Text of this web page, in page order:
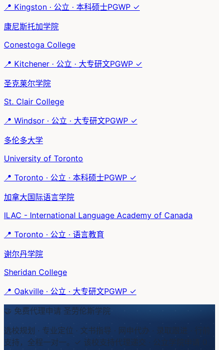
📍 Kingston · 公立 · 本科硕士PGWP ✓
康尼斯托加学院
Conestoga College
📍 Kitchener · 公立 · 大专研文PGWP ✓
圣克莱尔学院
St. Clair College
📍 Windsor · 公立 · 大专研文PGWP ✓
多伦多大学
University of Toronto
📍 Toronto · 公立 · 本科硕士PGWP ✓
加拿大国际语言学院
ILAC - International Language Academy of Canada
📍 Toronto · 公立 · 语言教育
谢尔丹学院
Sheridan College
📍 Oakville · 公立 · 大专研文PGWP ✓
🤝 免费代理申请 圣劳伦斯学院
选校规划 · 专业定位 · 文书指导 · 网申代办 · 录取跟进 · 行前
支持，全程一对一。 ✓ 该校支持代理递交 · 公立学院申请 0